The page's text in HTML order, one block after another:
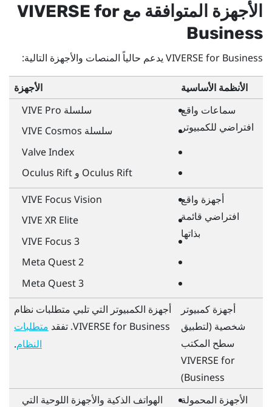
الأجهزة المتوافقة معVIVERSE for
Business
VIVERSE for Business يدعم حالياً المنصات والأجهزة التالية:
الأنظمة الأساسية
الأجهزة
سماعات واقع
افتراضي للكمبيوتر
سلسلة VIVE Pro
سلسلة VIVE Cosmos
Valve Index
Oculus Rift وOculus Rift
أجهزة واقع
افتراضي قائمة
بذاتها
VIVE Focus Vision
VIVE XR Elite
VIVE Focus 3
Meta Quest2
Meta Quest3
أجهزة كمبيوتر
شخصية (لتطبيق
سطح المكتب
VIVERSE for
Business
)
أجهزة الكمبيوتر التي تلبي متطلبات نظام
VIVERSE for Business. تفقد متطلبات
النظام.
الأجهزة المحمولة
الهواتف الذكية والأجهزة اللوحية التي